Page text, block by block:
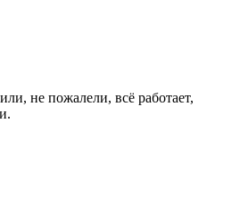
не пожалели, всё работает,